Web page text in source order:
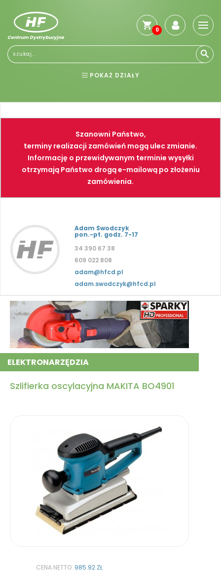
Centrum Dystrybucyjne
0
POKAŻ DZIAŁY
NARZĘDZIA SPAWALNICTWO
FARBY PNEUMATYKA
Szanowni Państwo,
terminy realizacji zamówień mogą ulec zmianie.
Informację o przewidywanym terminie wysyłki
otrzymają Państwo drogą e-mailową po złożeniu
zamówienia.
Adam Swodczyk
pon.-pt. godz. 7-17
34 390 67 38
609 022 808
adam@hfcd.pl
adam.swodczyk@hfcd.pl
ELEKTRONARZĘDZIA
Szlifierka oscylacyjna MAKITA BO4901
CENA NETTO: 985.92 ZŁ